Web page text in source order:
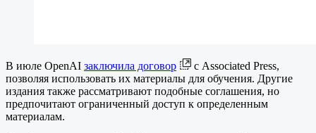
В июле OpenAI заключила договор
с Associated Press,
позволяя использовать их материалы для обучения. Другие
издания также рассматривают подобные соглашения, но
предпочитают ограниченный доступ к определенным
материалам.